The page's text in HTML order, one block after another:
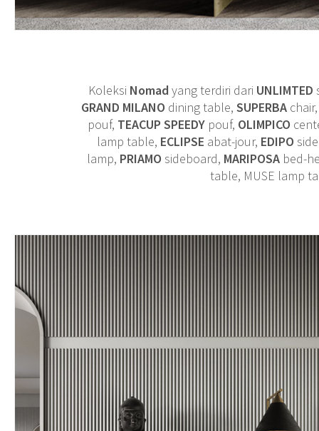
Koleksi Nomad yang terdiri dari UNLIMTED
GRAND MILANO dining table, SUPERBA
pouf, TEACUP SPEEDYpouf, OLIMPICO
lamp table, ECLIPSE abat-jour, EDIPO
lamp, PRIAMO sideboard, MARIPOSA bed-
table, MUSE lamp